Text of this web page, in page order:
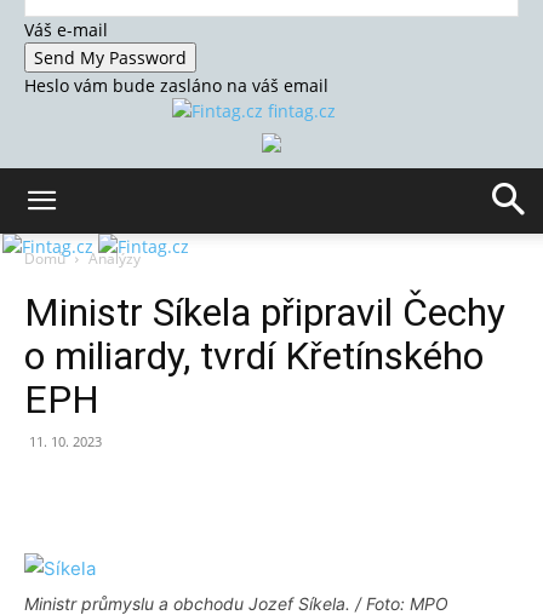
Váš e-mail
Heslo vám bude zasláno na váš email
fintag.cz
Domů Analýzy
Ministr Síkela připravil Čechy
o miliardy, tvrdí Křetínského
EPH
11. 10. 2023
Ministr průmyslu a obchodu Jozef Síkela. / Foto: MPO